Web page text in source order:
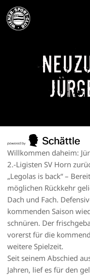
Willkommen daheim:
2.-Ligisten SV Horn
„Legolas is back“ –
möglichen Rückkehr
Dach und Fach.
kommenden Saison
schnüren. Der
vorerst für die
weitere Spielzeit.
Seit seinem Abschied
Jahren, lief es für den